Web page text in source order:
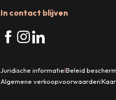
In contact blijven
Juridische informatie|Beleid
Algemene verkoopvoorwaarden|